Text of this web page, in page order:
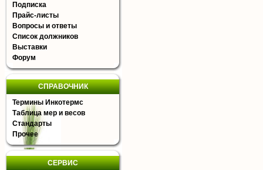
Подписка
Прайс-листы
Вопросы и ответы
Список должников
Выставки
Форум
СПРАВОЧНИК
Термины Инкотермс
Таблица мер и весов
Стандарты
Прочее
СЕРВИС